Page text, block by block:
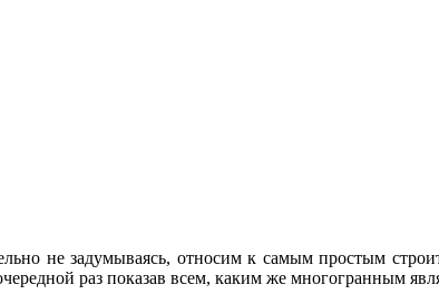
не задумываясь, относим к самым простым
раз показав всем, каким же многогранным